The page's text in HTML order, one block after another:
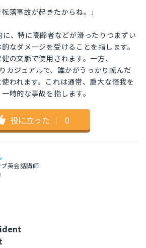
落事故が起きたからね。」
、特に高齢者などが滑ったりつまずい
なダメージを受けることを指します。
の文脈で使用されます。一方、
ジュアルで、誰かがうっかり転んだ
われます。これは通常、重大な怪我を
時的な事故を指します。
役に立った ｜ 0
英会話講師